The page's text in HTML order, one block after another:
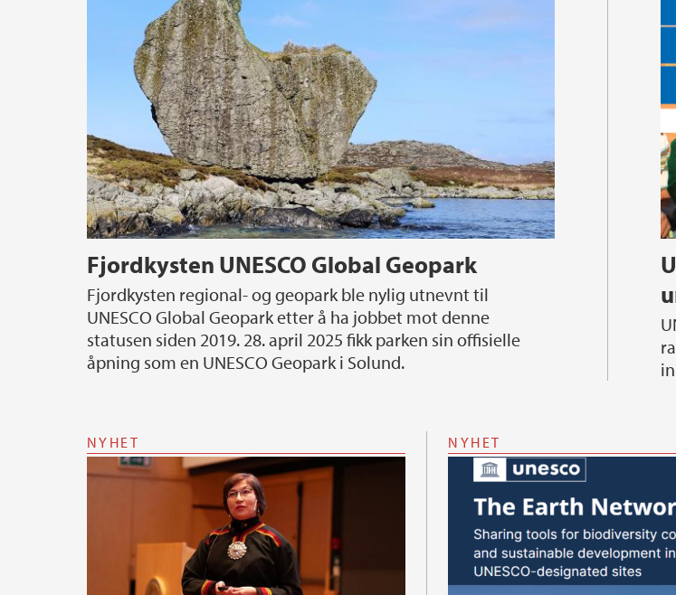
Fjordkysten UNESCO Global Geopark
Fjordkysten regional- og geopark ble nylig utnevnt til
UNESCO Global Geopark etter å ha jobbet mot denne
statusen siden 2019. 28. april 2025 fikk parken sin offisielle
åpning som en UNESCO Geopark i Solund.
UNESCO Chair Inger Måren bisto som fagfelle i ny UNESCO-
NYHET NYHET